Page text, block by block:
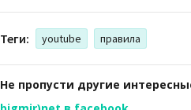
Теги: youtube правила
Не пропусти другие